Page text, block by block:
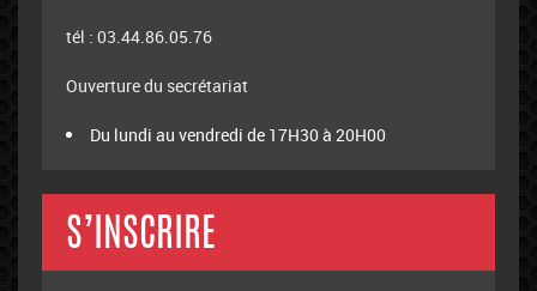
tél : 03.44.86.05.76
Ouverture du secrétariat
Du lundi au vendredi de 17H30 à 20H00
S’INSCRIRE